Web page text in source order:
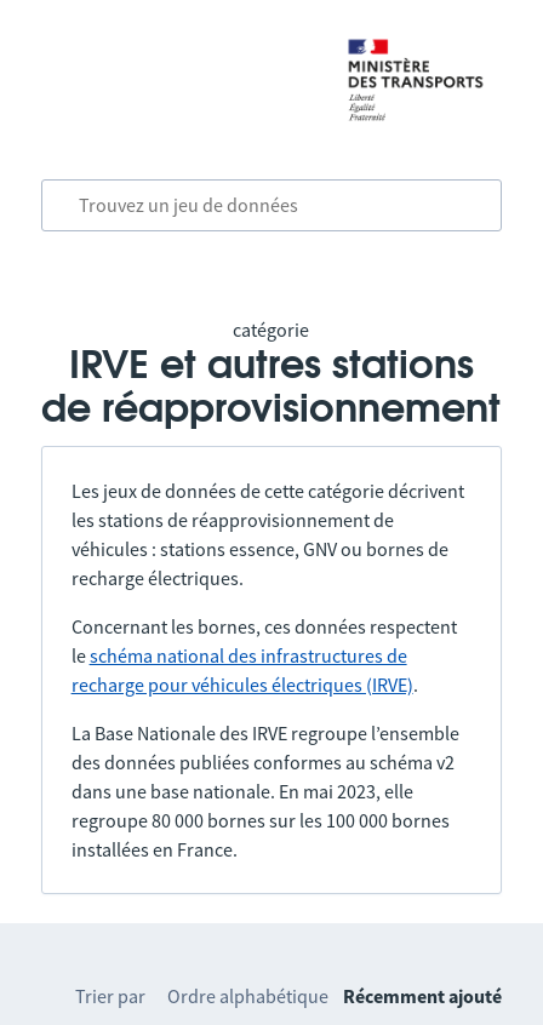
catégorie
IRVE et autres stations
de réapprovisionnement
Les jeux de données de cette catégorie décrivent
les stations de réapprovisionnement de
véhicules : stations essence, GNV ou bornes de
recharge électriques.
Concernant les bornes, ces données respectent
leschéma national des infrastructures de
recharge pour véhicules électriques (IRVE).
La Base Nationale des IRVE regroupe l’ensemble
des données publiées conformes au schéma v2
dans une base nationale. En mai 2023, elle
regroupe 80 000 bornes sur les 100 000 bornes
installées en France.
Trier par Ordre alphabétique Récemment ajouté